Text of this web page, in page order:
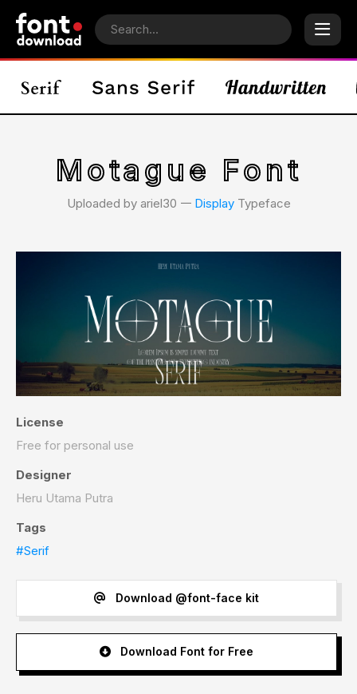
Motague Font
Uploaded by ariel30 𑁋 DisplayTypeface
License
Free for personal use
Designer
Heru Utama Putra
Tags
#Serif
Download @font-face kit
Download Font for Free